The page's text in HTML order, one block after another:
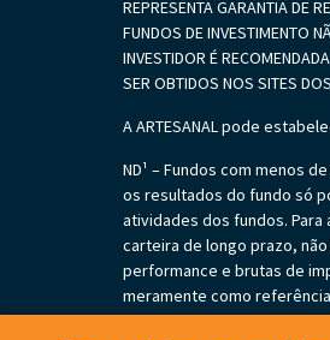
REPRESENTA GARANTIA DE
FUNDOS DE INVESTIMENTO
INVESTIDOR É
SER OBTIDOS NOS SITES
A ARTESANAL pode
ND¹ – Fundos com menos
os resultados do fundo só
atividades dos fundos. Para
carteira de longo prazo,
performance e brutas de
meramente como
em perdas patrimoniais